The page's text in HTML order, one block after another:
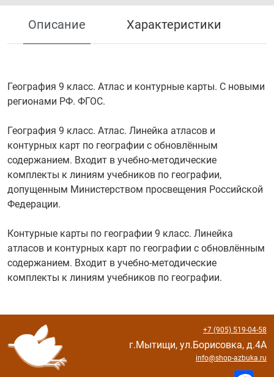
Описание Характеристики
География 9 класс. Атлас и контурные карты. С новыми
регионами РФ. ФГОС.
География 9 класс. Атлас. Линейка атласов и
контурных карт по географии с обновлённым
содержанием. Входит в учебно-методические
комплекты к линиям учебников по географии,
допущенным Министерством просвещения Российской
Федерации.
Контурные карты по географии 9 класс. Линейка
атласов и контурных карт по географии с обновлённым
содержанием. Входит в учебно-методические
комплекты к линиям учебников по географии.
+7 (905) 519-04-58
г.Мытищи, ул.Борисовка, д.4А
info@shop-azbuka.ru